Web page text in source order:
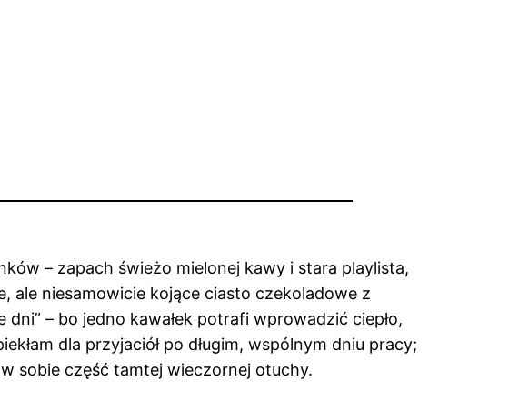
– zapach świeżo mielonej kawy i stara playlista,
ale niesamowicie kojące ciasto czekoladowe z
– bo jedno kawałek potrafi wprowadzić ciepło,
dla przyjaciół po długim, wspólnym dniu pracy;
sobie część tamtej wieczornej otuchy.